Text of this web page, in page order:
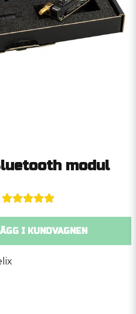
modul
I KUNDVAGNEN